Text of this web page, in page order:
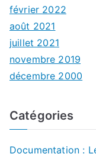
février 2022
août 2021
juillet 2021
novembre 2019
décembre 2000
Catégories
Documentation :